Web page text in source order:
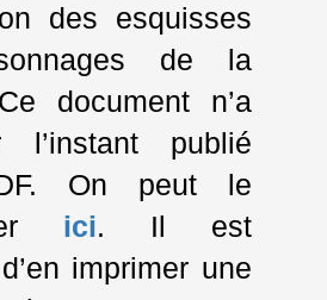
des esquisses
de la
document n’a
l’instant publié
On peut le
ici. Il est
imprimer une